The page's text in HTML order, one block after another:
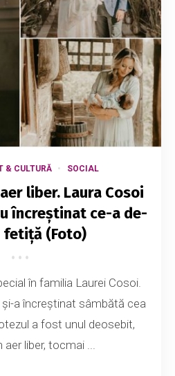
& CULTURĂ SOCIAL
liber. Laura Cosoi
încreștinat ce-a de-
fetiță (Foto)
în familia Laurei Cosoi.
a încreștinat sâmbătă cea
a fost unul deosebit,
aer liber, tocmai ...